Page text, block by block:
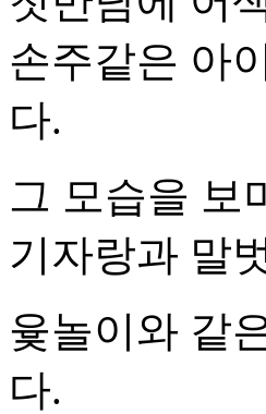
손주같은 아
다.
그 모습을 보
기자랑과 말
윷놀이와 같
다.